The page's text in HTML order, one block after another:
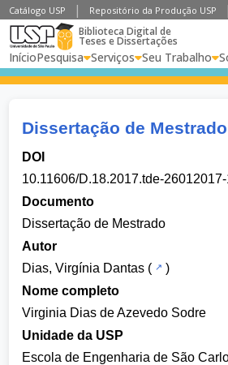
Catálogo USP Repositório da Produção USP
Biblioteca Digital de
Teses e Dissertações
InícioPesquisa Serviços Seu Trabalho
Dissertação de Mestrado
DOI
10.11606/D.18.2017.tde-
Documento
Dissertação de Mestrado
Autor
Dias, Virgínia Dantas (
)
Nome completo
Virginia Dias de Azevedo Sodre
Unidade da USP
Escola de Engenharia de São